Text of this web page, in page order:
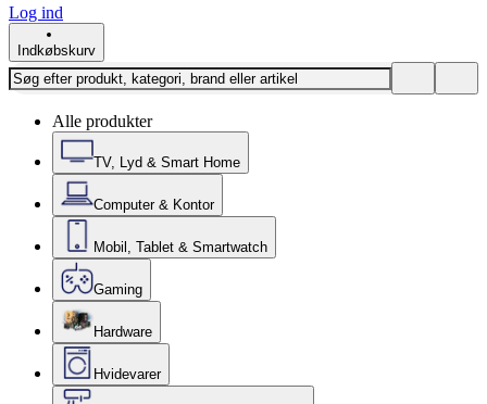
Log ind
Indkøbskurv
Alle produkter
TV, Lyd & Smart Home
Computer & Kontor
Mobil, Tablet & Smartwatch
Gaming
Hardware
Hvidevarer